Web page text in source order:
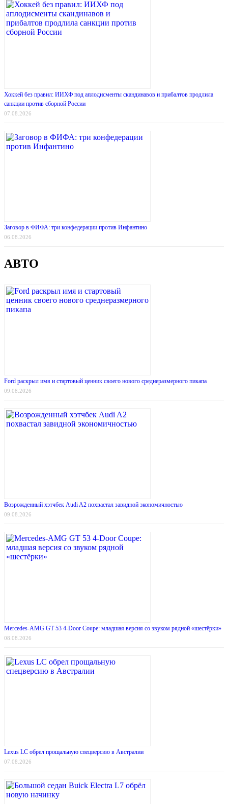
Хоккей без правил: ИИХФ под аплодисменты скандинавов и прибалтов продлила
санкции против сборной России
07.08.2026
Заговор в ФИФА: три конфедерации против Инфантино
06.08.2026
АВТО
Ford раскрыл имя и стартовый ценник своего нового среднеразмерного пикапа
09.08.2026
Возрожденный хэтчбек Audi A2 похвастал завидной экономичностью
09.08.2026
Mercedes-AMG GT 53 4-Door Coupe: младшая версия со звуком рядной «шестёрки»
08.08.2026
Lexus LC обрел прощальную спецверсию в Австралии
07.08.2026